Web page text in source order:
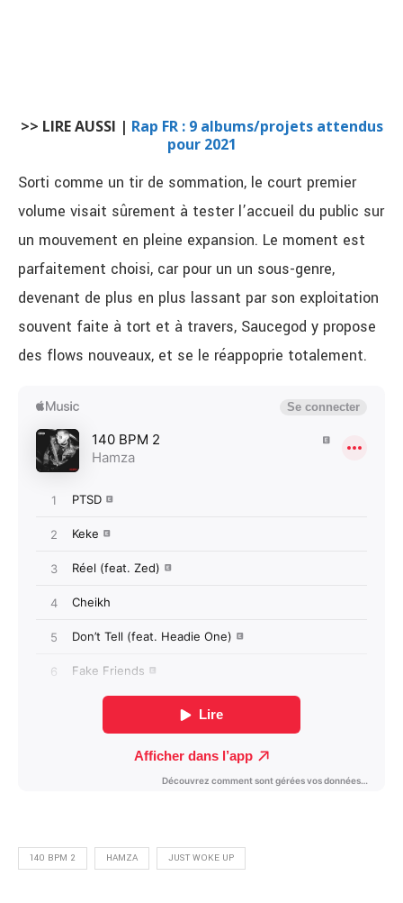
>> LIRE AUSSI | Rap FR : 9 albums/projets attendus
pour 2021
Sorti comme un tir de sommation, le court premier
volume visait sûrement à tester l’accueil du public sur
un mouvement en pleine expansion. Le moment est
parfaitement choisi, car pour un un sous-genre,
devenant de plus en plus lassant par son exploitation
souvent faite à tort et à travers, Saucegod y propose
des flows nouveaux, et se le réappoprie totalement.
140 BPM 2 HAMZA JUST WOKE UP